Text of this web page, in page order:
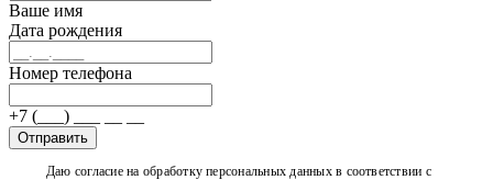
Ваше имя
Дата рождения
Номер телефона
+7 (___) ___ __ __
Отправить
Даю согласие на обработку персональных данных в соответствии с